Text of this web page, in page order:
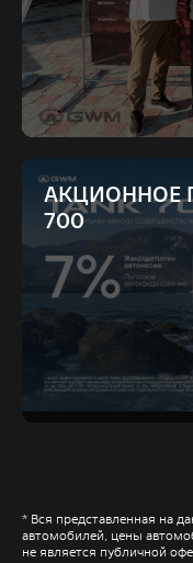
АКЦИОННОЕ
700
* Вся представленная на
автомобилей, цены
не является публичной